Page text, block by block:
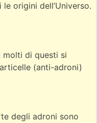
origini dell’Universo.
molti di questi si
(anti-adroni)
degli adroni sono